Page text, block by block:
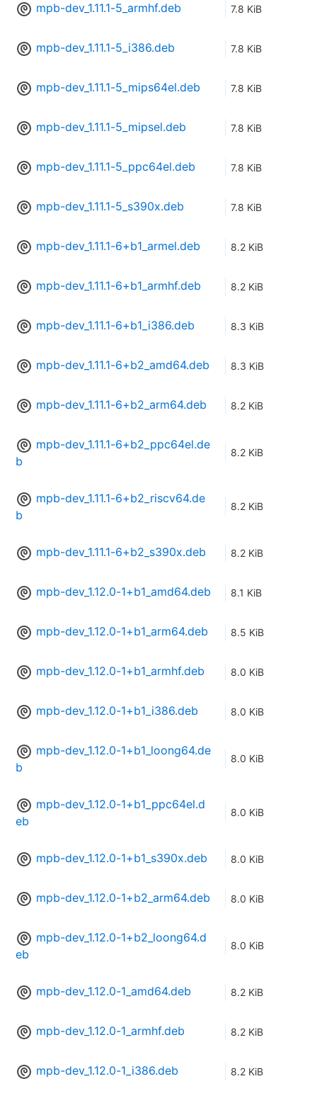
mpb-dev_1.11.1-5_armhf.deb 7.8 KiB
mpb-dev_1.11.1-5_i386.deb 7.8 KiB
mpb-dev_1.11.1-5_mips64el.deb 7.8 KiB
mpb-dev_1.11.1-5_mipsel.deb 7.8 KiB
mpb-dev_1.11.1-5_ppc64el.deb 7.8 KiB
mpb-dev_1.11.1-5_s390x.deb 7.8 KiB
mpb-dev_1.11.1-6+b1_armel.deb 8.2 KiB
mpb-dev_1.11.1-6+b1_armhf.deb 8.2 KiB
mpb-dev_1.11.1-6+b1_i386.deb 8.3 KiB
mpb-dev_1.11.1-6+b2_amd64.deb 8.3 KiB
mpb-dev_1.11.1-6+b2_arm64.deb 8.2 KiB
mpb-dev_1.11.1-6+b2_ppc64el.de
b
8.2 KiB
mpb-dev_1.11.1-6+b2_riscv64.de
b
8.2 KiB
mpb-dev_1.11.1-6+b2_s390x.deb 8.2 KiB
mpb-dev_1.12.0-1+b1_amd64.deb 8.1 KiB
mpb-dev_1.12.0-1+b1_arm64.deb 8.5 KiB
mpb-dev_1.12.0-1+b1_armhf.deb 8.0 KiB
mpb-dev_1.12.0-1+b1_i386.deb 8.0 KiB
mpb-dev_1.12.0-1+b1_loong64.de
b
8.0 KiB
mpb-dev_1.12.0-1+b1_ppc64el.d
eb
8.0 KiB
mpb-dev_1.12.0-1+b1_s390x.deb 8.0 KiB
mpb-dev_1.12.0-1+b2_arm64.deb 8.0 KiB
mpb-dev_1.12.0-1+b2_loong64.d
eb
8.0 KiB
mpb-dev_1.12.0-1_amd64.deb 8.2 KiB
mpb-dev_1.12.0-1_armhf.deb 8.2 KiB
mpb-dev_1.12.0-1_i386.deb 8.2 KiB